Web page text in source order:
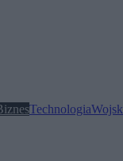
Technologia